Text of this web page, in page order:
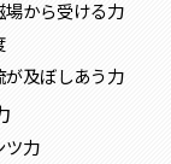
場から受ける力
が及ぼしあう力
ツ力